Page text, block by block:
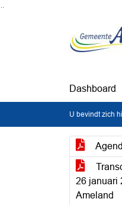
Dashboard
U bevindt zich
26 januari
Ameland